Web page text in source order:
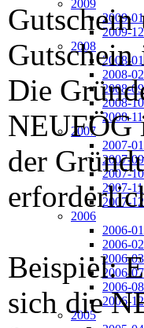
2009
2009-01
2009-12
2008
2008-01
2008-02
2008-09
2008-10
2008-11
2007
2007-01
2007-09
2007-10
2007-11
2007-12
2006
2006-01
2006-02
2006-03
2006-07
2006-08
2006-12
2005
Gutschein
Gutschein
Die
NEUFÖG
der
Beispiel:
sich die